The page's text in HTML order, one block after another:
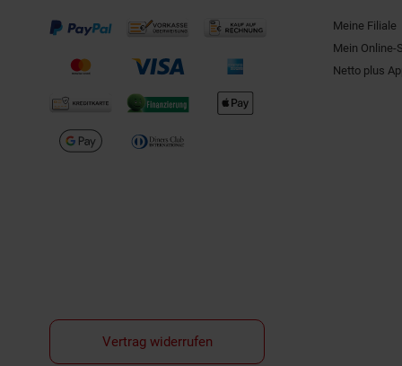
Meine Filiale
Mein Online-
Netto plus
Vertrag widerrufen